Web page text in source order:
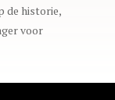
de historie,
voor